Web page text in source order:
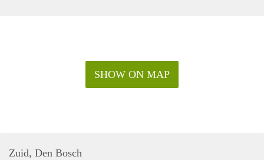
SHOW ON MAP
Zuid, Den Bosch